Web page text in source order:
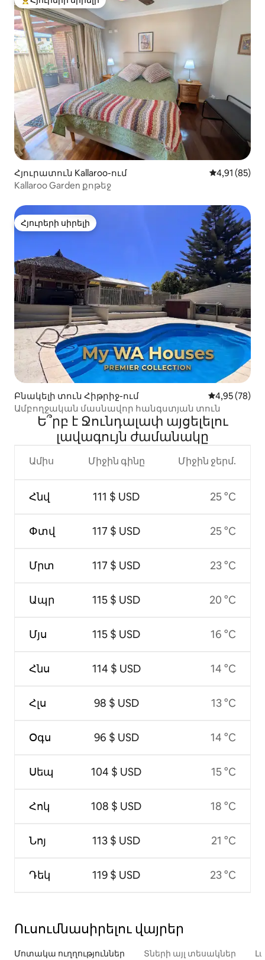
Հյուրերի սիրելի լավագույն տները
Հյուրատուն Kallaroo-ում Միջին
4,91 (85)
Kallaroo Garden քոթեջ
Հյուրերի սիրելի
Հյուրերի սիրելի
Բնակելի տուն Հիթրիջ-ում Միջին
4,95 (78)
Ամբողջական մասնավոր հանգստյան տուն
Ե՞րբ է Ջունդալափ այցելելու
լավագույն ժամանակը
Ամիս
Հնվ
Փտվ
Մրտ
Ապր
Մյս
Հնս
Հլս
Օգս
Սեպ
Հոկ
Նոյ
Դեկ
Միջին գինը
111 $ USD
117 $ USD
117 $ USD
115 $ USD
115 $ USD
114 $ USD
98 $ USD
96 $ USD
104 $ USD
108 $ USD
113 $ USD
119 $ USD
Միջին ջերմ.
25 °C
25 °C
23 °C
20 °C
16 °C
14 °C
13 °C
14 °C
15 °C
18 °C
21 °C
23 °C
Ուսումնասիրելու վայրեր
Մոտակա ուղղություններ Տների այլ տեսակներ